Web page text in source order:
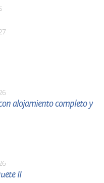
alojamiento completo y
II